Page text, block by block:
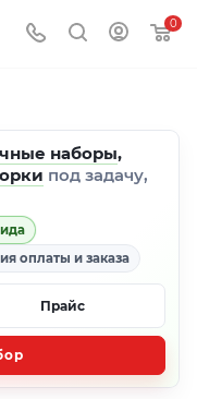
0
наборы,
под задачу,
оплаты и заказа
Прайс